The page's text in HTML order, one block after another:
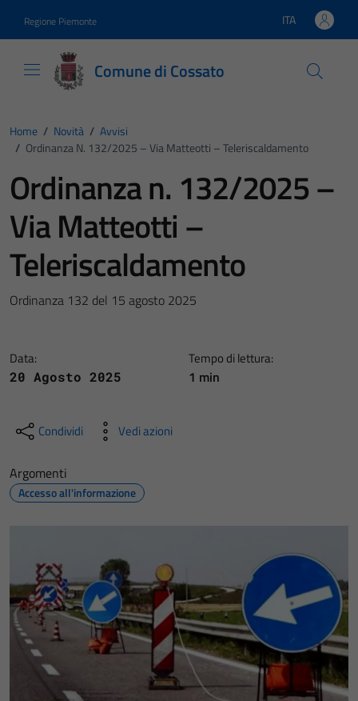
Regione Piemonte Lingua attiva:
ITA
Comune di Cossato
Home / Novità / Avvisi
/ Ordinanza N. 132/2025 – Via Matteotti – Teleriscaldamento
Ordinanza n. 132/2025 –
Via Matteotti –
Teleriscaldamento
Ordinanza 132 del 15 agosto 2025
Data:
20 Agosto 2025
Tempo di lettura:
1 min
Condividi Vedi azioni
Argomenti
Accesso all'informazione